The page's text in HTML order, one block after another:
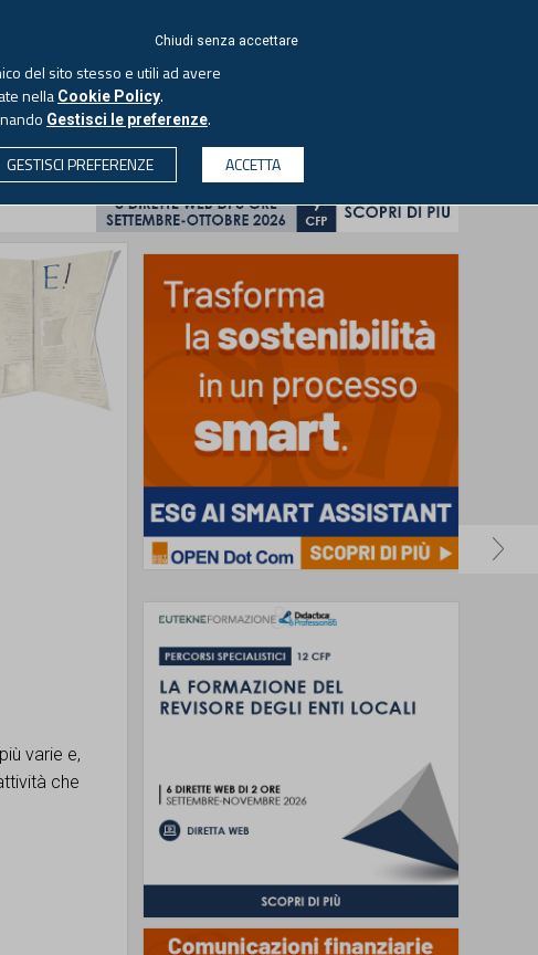
& SOCIETÀ PROFESSIONI
varie e,
che
Chiudi senza accettare
del sito stesso e utili ad avere
nella Cookie Policy.
Gestisci le preferenze.
GESTISCI PREFERENZE
ACCETTA